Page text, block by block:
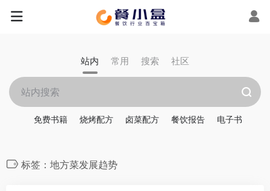
站内 常用 搜索 社区
免费书籍 烧烤配方 卤菜配方 餐饮报告 电子书
标签：地方菜发展趋势